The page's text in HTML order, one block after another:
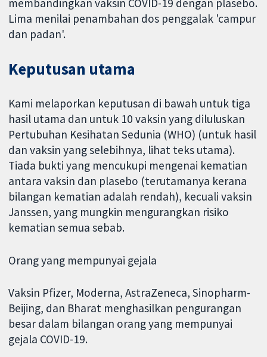
membandingkan vaksin COVID-19 dengan plasebo.
Lima menilai penambahan dos penggalak 'campur
dan padan'.
Keputusan utama
Kami melaporkan keputusan di bawah untuk tiga
hasil utama dan untuk 10 vaksin yang diluluskan
Pertubuhan Kesihatan Sedunia (WHO) (untuk hasil
dan vaksin yang selebihnya, lihat teks utama).
Tiada bukti yang mencukupi mengenai kematian
antara vaksin dan plasebo (terutamanya kerana
bilangan kematian adalah rendah), kecuali vaksin
Janssen, yang mungkin mengurangkan risiko
kematian semua sebab.
Orang yang mempunyai gejala
Vaksin Pfizer, Moderna, AstraZeneca, Sinopharm-
Beijing, dan Bharat menghasilkan pengurangan
besar dalam bilangan orang yang mempunyai
gejala COVID-19.